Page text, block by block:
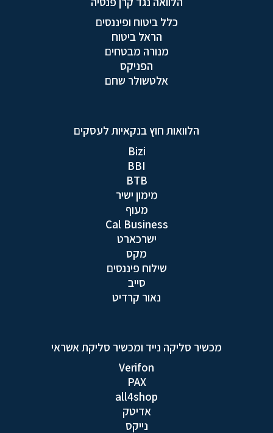
כלל ביטוח ופיננסים
הראל ביטוח
מנורה מבטחים
הפניקס
אלטשולר שחם
הלוואות חוץ בנקאיות לעסקים
Bizi
BBI
BTB
מימון ישיר
מעוף
Cal Business
ישרכארט
מקס
שילוח פיננסים
סייב
נאור קרדיט
מכשיר סליקה נייד ומכשיר סליקת אשראי
Verifon
PAX
all4shop
אדיטק
נייקס